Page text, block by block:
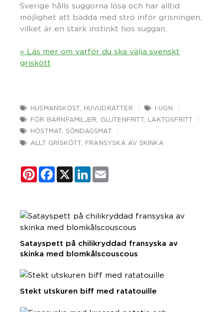
Sverige hålls suggorna lösa och har alltid
möjlighet att bädda med strö inför grisningen,
vilket är en stark instinkt hos suggan.
» Läs mer om varför du ska välja svenskt
griskött
HUSMANSKOST HUVUDRÄTTER
I UGN
FÖR BARNFAMILJER
GLUTENFRITT, LAKTOSFRITT
HÖSTMAT
SÖNDAGSMAT
ALLT GRISKÖTT
FRANSYSKA AV SKINKA
PinterestFacebook
X LinkedIn
Satayspett på chilikryddad fransyska av
skinka med blomkålscouscous
Stekt utskuren biff med ratatouille